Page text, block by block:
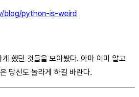
blog/python-is-weird
했던 것들을 모아봤다. 아마 이미 알고
당신도 놀라게 하길 바란다.